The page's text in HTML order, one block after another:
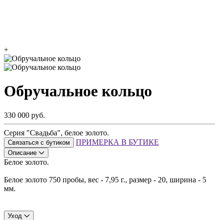
+
Обручальное кольцо
330 000 руб.
Серия "Свадьба", белое золото.
Связаться с бутиком ПРИМЕРКА В БУТИКЕ
Описание
Белое золото.
Белое золото 750 пробы, вес - 7,95 г., размер - 20, ширина - 5
мм.
Уход